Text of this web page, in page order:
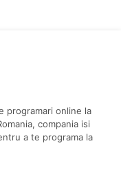
programari online la
compania isi
a te programa la